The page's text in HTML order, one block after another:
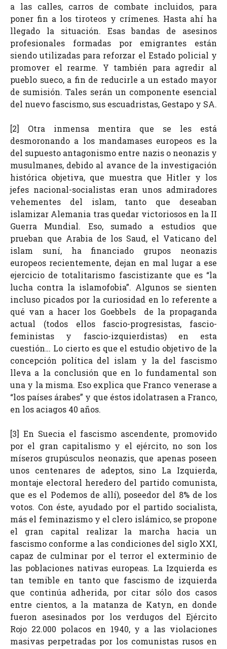
a las calles, carros de combate incluidos, para
poner fin a los tiroteos y crímenes. Hasta ahí ha
llegado la situación. Esas bandas de asesinos
profesionales formadas por emigrantes están
siendo utilizadas para reforzar el Estado policial y
promover el rearme. Y también para agredir al
pueblo sueco, a fin de reducirle a un estado mayor
de sumisión. Tales serán un componente esencial
del nuevo fascismo, sus escuadristas, Gestapo y SA.
[2] Otra inmensa mentira que se les está
desmoronando a los mandamases europeos es la
del supuesto antagonismo entre nazis o neonazis y
musulmanes, debido al avance de la investigación
histórica objetiva, que muestra que Hitler y los
jefes nacional-socialistas eran unos admiradores
vehementes del islam, tanto que deseaban
islamizar Alemania tras quedar victoriosos en la II
Guerra Mundial. Eso, sumado a estudios que
prueban que Arabia de los Saud, el Vaticano del
islam suní, ha financiado grupos neonazis
europeos recientemente, dejan en mal lugar a ese
ejercicio de totalitarismo fascistizante que es “la
lucha contra la islamofobia”. Algunos se sienten
incluso picados por la curiosidad en lo referente a
qué van a hacer los Goebbels de la propaganda
actual (todos ellos fascio-progresistas, fascio-
feministas y fascio-izquierdistas) en esta
cuestión… Lo cierto es que el estudio objetivo de la
concepción política del islam y la del fascismo
lleva a la conclusión que en lo fundamental son
una y la misma. Eso explica que Franco venerase a
“los países árabes” y que éstos idolatrasen a Franco,
en los aciagos 40 años.
[3] En Suecia el fascismo ascendente, promovido
por el gran capitalismo y el ejército, no son los
míseros grupúsculos neonazis, que apenas poseen
unos centenares de adeptos, sino La Izquierda,
montaje electoral heredero del partido comunista,
que es el Podemos de allí), poseedor del 8% de los
votos. Con éste, ayudado por el partido socialista,
más el feminazismo y el clero islámico, se propone
el gran capital realizar la marcha hacia un
fascismo conforme a las condiciones del siglo XXI,
capaz de culminar por el terror el exterminio de
las poblaciones nativas europeas. La Izquierda es
tan temible en tanto que fascismo de izquierda
que continúa adherida, por citar sólo dos casos
entre cientos, a la matanza de Katyn, en donde
fueron asesinados por los verdugos del Ejército
Rojo 22.000 polacos en 1940, y a las violaciones
masivas perpetradas por los comunistas rusos en